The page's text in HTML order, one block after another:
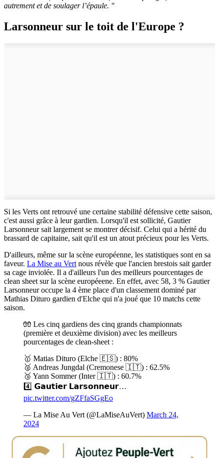
autrement et de soulager l’épaule. "
Larsonneur sur le toit de l'Europe ?
Si les Verts ont retrouvé une certaine stabilité défensive cette saison,
c'est aussi grâce à leur gardien. Lorsqu'il est sollicité, Gautier
Larsonneur sait largement se montrer décisif. Celui qui a hérité du
brassard de capitaine, sait qu'il est un atout précieux pour les Verts.
D'ailleurs, même sur la scène européenne, les statistiques sont en sa
faveur. La Mise au Vert nous révèle que l'ancien brestois sait garder
sa cage inviolée. Il a d'ailleurs l'un des meilleurs pourcentages de
clean sheet sur la scène européeene. En effet, avec 58, 3 % Gautier
Larsonneur occupe la 4 ème place d'un classement dominé par
Mathias Dituro gardien d'Elche qui n'a joué que 10 matchs cette
saison.
🧤 Les cinq gardiens des cinq grands championnats
(première et deuxième division) avec les meilleurs
pourcentages de clean-sheet :
🥇 Matias Dituro (Elche 🇪🇸) : 80%
🥈 Andreas Jungdal (Cremonese 🇮🇹) : 62.5%
🥉 Yann Sommer (Inter 🇮🇹) : 60.7%
4️⃣ 𝗚𝗮𝘂𝘁𝗶𝗲𝗿 𝗟𝗮𝗿𝘀𝗼𝗻𝗻𝗲𝘂𝗿…
pic.twitter.com/gZFfaSGgEo
— La Mise Au Vert (@LaMiseAuVert) March 24,
2024